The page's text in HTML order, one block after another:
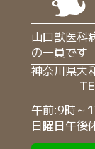
山口獣医科
の一員です
神奈川県大
午前:9時～
日曜日午後